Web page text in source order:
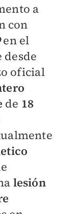
a
con
en el
desde
oficial
de 18
lesión